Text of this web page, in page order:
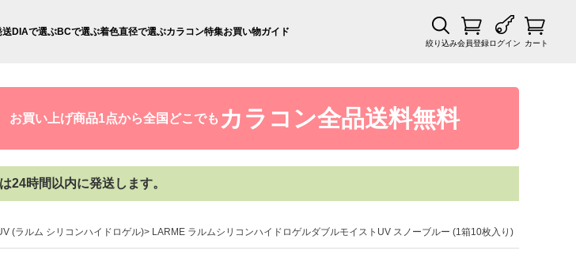
送DIAで選ぶBCで選ぶ着色直径で選ぶカラコン特集お買い物ガイド
絞り込み会員登録ログイン カート
お買い上げ商品1点から全国どこでも カラコン全品送料無料
24時間以内に発送します。
(ラルム シリコンハイドロゲル) LARME ラルムシリコンハイドロゲルダブルモイストUV スノーブルー (1箱10枚入り)